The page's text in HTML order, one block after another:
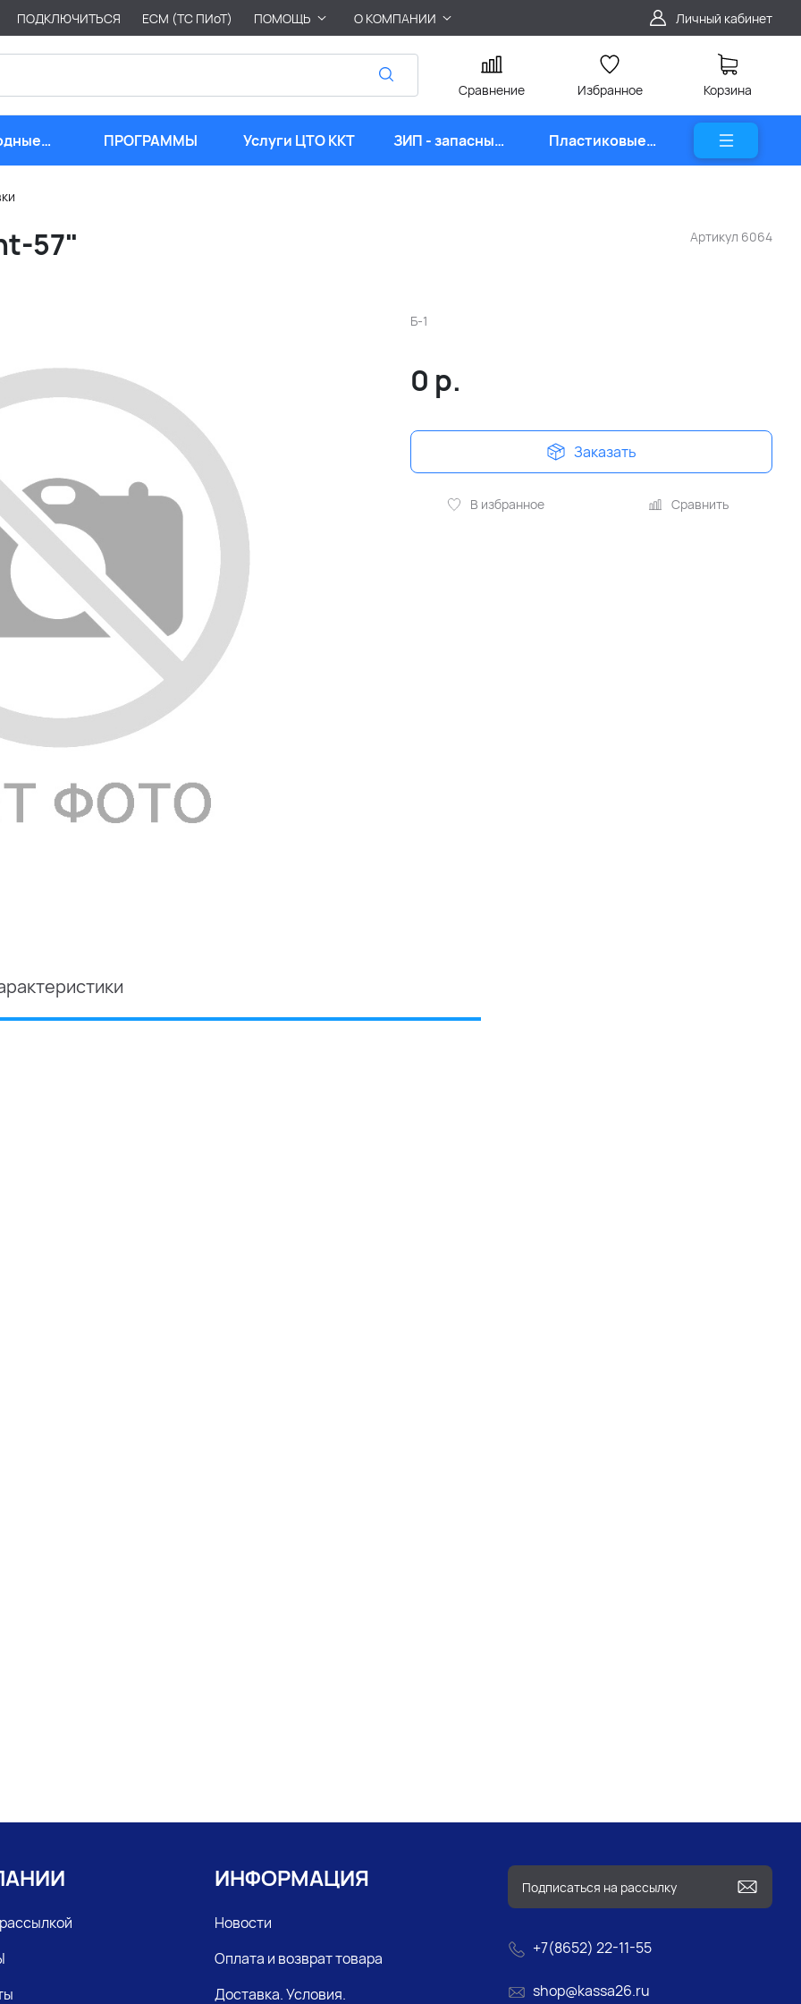
ПОДКЛЮЧИТЬСЯ ЕСМ (ТС ПИоТ) ПОМОЩЬ О КОМПАНИИ Личный кабинет
Сравнение Избранное Корзина
ПРОГРАММЫ Услуги ЦТО ККТ
ЗИП - запасные
части
Пластиковые
карты
Артикул 6064
57"
Б-1
0 р.
Заказать
В избранное Сравнить
+7(8652) 22-11-55
shop@kassa26.ru
ИНФОРМАЦИЯ
Новости
Оплата и возврат товара
Доставка. Условия.